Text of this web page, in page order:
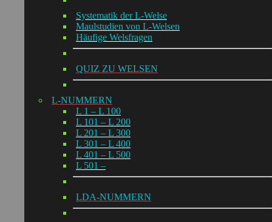
Systematik der L-Welse
Maulstudien von L-Welsen
Häufige Welsfragen
QUIZ ZU WELSEN
L-NUMMERN
L 1 – L 100
L 101 – L 200
L 201 – L 300
L 301 – L 400
L 401 – L 500
L 501 –
LDA-NUMMERN